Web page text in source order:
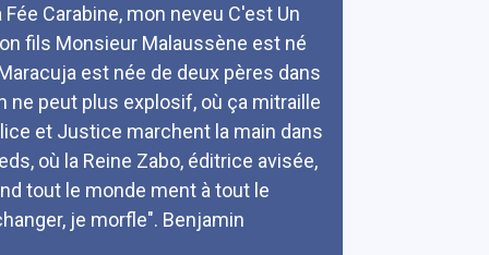
Carabine, mon neveu C'est Un
fils Monsieur Malaussène est né
est née de deux pères dans
ne peut plus explosif, où ça mitraille
et Justice marchent la main dans
où la Reine Zabo, éditrice avisée,
tout le monde ment à tout le
je morfle". Benjamin